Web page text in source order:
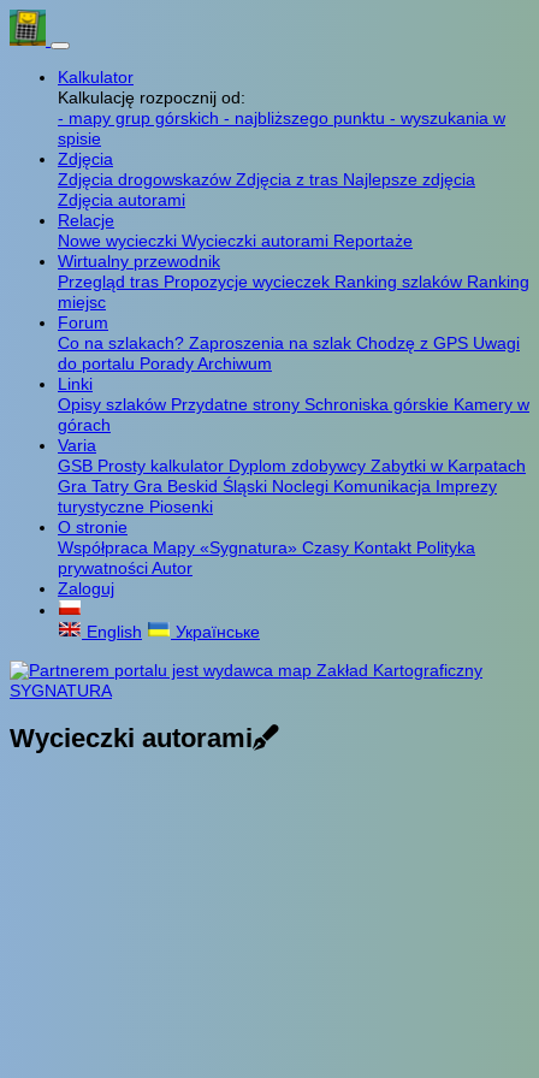
Kalkulator
Kalkulację rozpocznij od:
- mapy grup górskich - najbliższego punktu - wyszukania w
spisie
Zdjęcia
Zdjęcia drogowskazów Zdjęcia z tras Najlepsze zdjęcia
Zdjęcia autorami
Relacje
Nowe wycieczki Wycieczki autorami Reportaże
Wirtualny przewodnik
Przegląd tras Propozycje wycieczek Ranking szlaków Ranking
miejsc
Forum
Co na szlakach? Zaproszenia na szlak Chodzę z GPS Uwagi
do portalu PoradyArchiwum
Linki
Opisy szlaków Przydatne strony Schroniska górskie Kamery w
górach
Varia
GSB Prosty kalkulator Dyplom zdobywcy Zabytki w Karpatach
Gra Tatry Gra Beskid Śląski Noclegi Komunikacja Imprezy
turystyczne Piosenki
O stronie
Współpraca Mapy «Sygnatura» Czasy Kontakt Polityka
prywatnościAutor
Zaloguj
English Українське
Wycieczki autorami